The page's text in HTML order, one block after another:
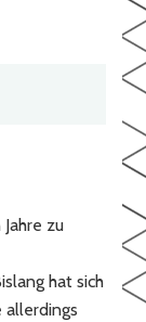
zu
hat sich
allerdings